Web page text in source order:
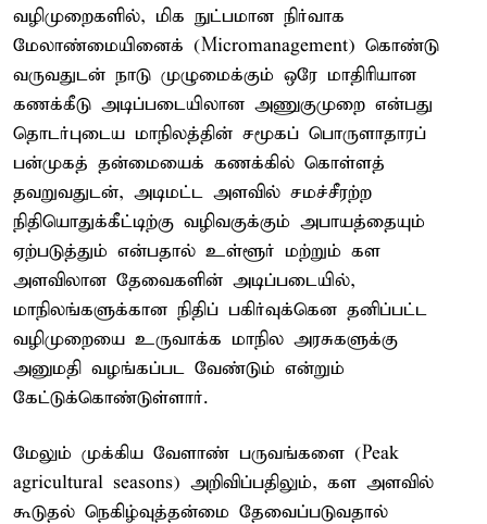
வழிமுறைகளில், மிக நுட்பமான நிர்வாக
மேலாண்மையினைக் (Micromanagement) கொண்டு
வருவதுடன் நாடு முழுமைக்கும் ஒரே மாதிரியான
கணக்கீடு அடிப்படையிலான அணுகுமுறை என்பது
தொடர்புடைய மாநிலத்தின் சமூகப் பொருளாதாரப்
பன்முகத் தன்மையைக் கணக்கில் கொள்ளத்
தவறுவதுடன், அடிமட்ட அளவில் சமச்சீரற்ற
நிதியொதுக்கீட்டிற்கு வழிவகுக்கும் அபாயத்தையும்
ஏற்படுத்தும் என்பதால் உள்ளூர் மற்றும் கள
அளவிலான தேவைகளின் அடிப்படையில்,
மாநிலங்களுக்கான நிதிப் பகிர்வுக்கென தனிப்பட்ட
வழிமுறையை உருவாக்க மாநில அரசுகளுக்கு
அனுமதி வழங்கப்பட வேண்டும் என்றும்
கேட்டுக்கொண்டுள்ளார்.
மேலும் முக்கிய வேளாண் பருவங்களை (Peak
agricultural seasons) அறிவிப்பதிலும், கள அளவில்
கூடுதல் நெகிழ்வுத்தன்மை தேவைப்படுவதால்